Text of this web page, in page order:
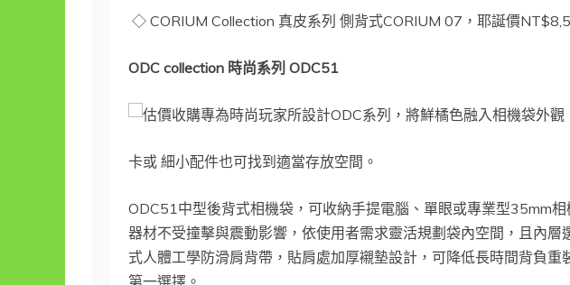
◇ CORIUM Collection 真皮系列 側背式CORIUM 07，耶誕價
ODC collection 時尚系列 ODC51
專為時尚玩家所設計ODC系列，將鮮橘色融入相機袋外
卡或 細小配件也可找到適當存放空間。
ODC51中型後背式相機袋，可收納手提電腦、單眼或專業型35mm
器材不受撞擊與震動影響，依使用者需求靈活規劃袋內空間，且內
式人體工學防滑肩背帶，貼肩處加厚襯墊設計，可降低長時間背負